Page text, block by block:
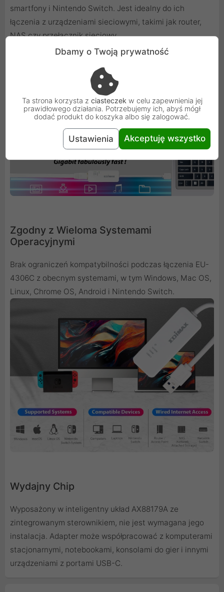
smartfony i Nintendo Switch. Jest idealny do ich
łączenia z urządzeniami sieciowymi, takimi jak router,
NAS czy przełącznik sieciowy.
Zgodny z Wieloma Systemami
Operacyjnymi
Brak ograniczeń kompatybilności podczas łączenia EU-
4306C z obecnym systemami, w tym Windows, Mac OS,
Linux, Chrome OS, Android i Nintendo Switch.
Wydajny Chip
Wyposażony w inteligentny układ AX88179A ze
zintegrowanym sterownikiem, nie jest wymagana jego
instalacja. Adapter może współpracować z komputerami
stacjonarnymi, notebookami, konsolami do gier i innymi
urządzeniami z portami USB-C.
Dbamy o Twoją prywatność
Ta strona korzysta z ciasteczek w celu zapewnienia jej
prawidłowego działania. Potrzebujemy ich, abyś mógł
dodać produkt do koszyka albo się zalogować.
Ustawienia Akceptuję wszystko